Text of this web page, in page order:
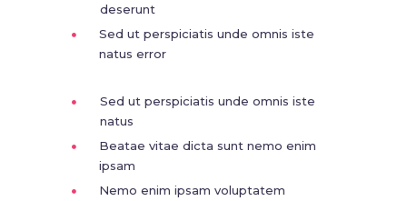
deserunt
Sed ut perspiciatis unde omnis iste
natus error
Sed ut perspiciatis unde omnis iste
natus
Beatae vitae dicta sunt nemo enim
ipsam
Nemo enim ipsam voluptatem